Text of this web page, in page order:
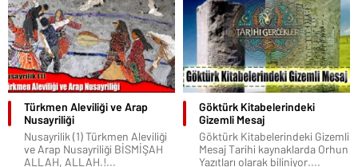
Türkmen Aleviliği ve Arap
Nusayriliği
Nusayrilik (1) Türkmen Aleviliği
ve Arap Nusayriliği BİSMİŞAH
ALLAH, ALLAH.!...
Göktürk Kitabelerindeki
Gizemli Mesaj
Göktürk Kitabelerindeki Gizemli
Mesaj Tarihi kaynaklarda Orhun
Yazıtları olarak biliniyor....